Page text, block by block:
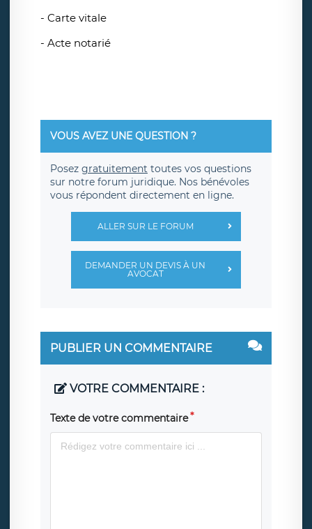
- Carte vitale
- Acte notarié
VOUS AVEZ UNE QUESTION ?
Posez gratuitement toutes vos questions
sur notre forum juridique. Nos bénévoles
vous répondent directement en ligne.
ALLER SUR LE FORUM
DEMANDER UN DEVIS À UN
AVOCAT
PUBLIER UN COMMENTAIRE
VOTRE COMMENTAIRE :
Texte de votre commentaire